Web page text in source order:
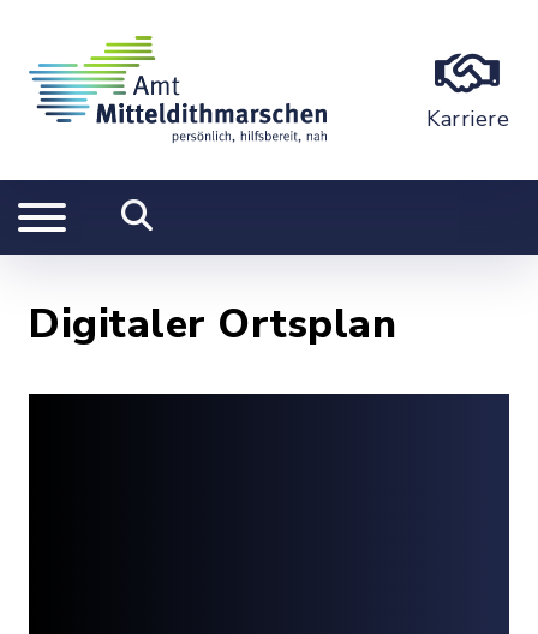
Karriere
Digitaler Ortsplan